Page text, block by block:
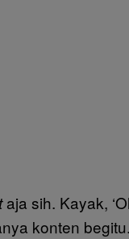
aja sih. Kayak,
konten